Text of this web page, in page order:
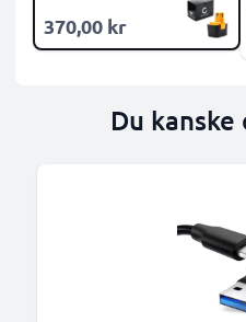
370,00 kr
Du